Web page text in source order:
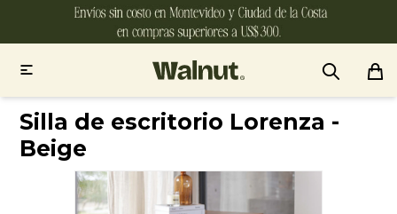

Silla de escritorio Lorenza -
Beige